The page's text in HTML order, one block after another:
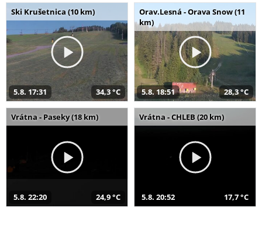
Ski Krušetnica (10 km)
5.8. 17:31 34,3 °C
Orav.Lesná - Orava Snow (11
km)
5.8. 18:51 28,3 °C
Vrátna - Paseky (18 km)
5.8. 22:20 24,9 °C
Vrátna - CHLEB (20 km)
5.8. 20:52 17,7 °C